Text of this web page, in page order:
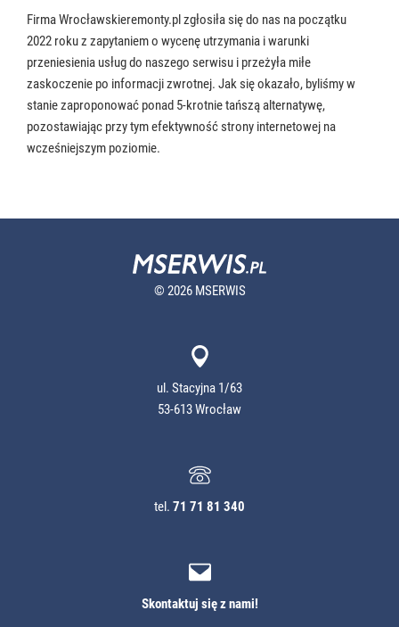
Firma Wrocławskieremonty.pl zgłosiła się do nas na początku
2022 roku z zapytaniem o wycenę utrzymania i warunki
przeniesienia usług do naszego serwisu i przeżyła miłe
zaskoczenie po informacji zwrotnej. Jak się okazało, byliśmy w
stanie zaproponować ponad 5-krotnie tańszą alternatywę,
pozostawiając przy tym efektywność strony internetowej na
wcześniejszym poziomie.
© 2026 MSERWIS
ul. Stacyjna 1/63
53-613 Wrocław
tel. 71 71 81 340
Skontaktuj się z nami!